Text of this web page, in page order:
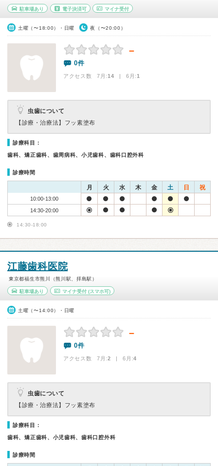
駐車場あり 電子決済可 マイナ受付
土曜（〜18:00）・日曜 夜（〜20:00）
－
0件
アクセス数 7月:14 | 6月:1
虫歯について
【診療・治療法】 フッ素塗布
診療科目：
歯科、矯正歯科、歯周病科、小児歯科、歯科口腔外科
診療時間
月 火 水 木 金 土 日 祝
10:00-13:00
14:30-20:00
14:30-18:00
江藤歯科医院
東京都福生市熊川（熊川駅、拝島駅）
駐車場あり マイナ受付(スマホ可)
土曜（〜14:00）・日曜
－
0件
アクセス数 7月:2 | 6月:4
虫歯について
【診療・治療法】 フッ素塗布
診療科目：
歯科、矯正歯科、小児歯科、歯科口腔外科
診療時間